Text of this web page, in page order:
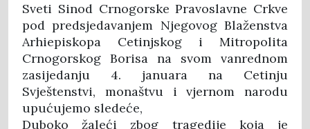
Sveti Sinod Crnogorske Pravoslavne Crkve
pod predsjedavanjem Njegovog Blaženstva
Arhiepiskopa Cetinjskog i Mitropolita
Crnogorskog Borisa na svom vanrednom
zasijedanju 4. januara na Cetinju
Svještenstvi, monaštvu i vjernom narodu
upućujemo sledeće,
Duboko žaleći zbog tragedije koja je